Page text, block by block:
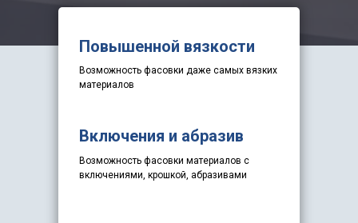
Включения и абразив
Возможность фасовки материалов с
включениями, крошкой, абразивами
Повышенной вязкости
Возможность фасовки даже самых вязких
материалов